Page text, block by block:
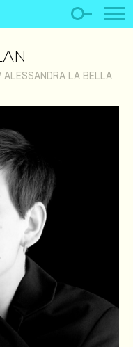
ALESSANDRA LA BELLA